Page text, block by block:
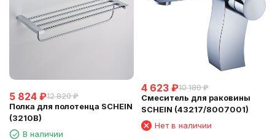
5 824 ₽12 820 ₽
Полка для полотенца SCHEIN
(3210B)
В наличии
4 623 ₽10 180 ₽
Смеситель для раковины
SCHEIN (43217/8007001)
Нет в наличии